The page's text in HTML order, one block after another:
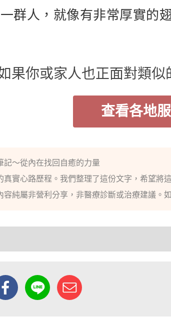
群人，就像有非常厚實的
果你或家人也正面對類似
查看各地
記～從內在找回自癒的力量
真實心路歷程。我們整理了這份文字，希望將
容純屬非營利分享，非醫療診斷或治療建議。